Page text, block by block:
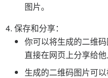
图片。
保存和分享：
你可以将生成的二维
直接在网页上分享给他
生成的二维码图片可